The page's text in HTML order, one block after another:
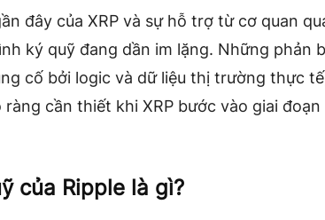
đây của XRP và sự hỗ trợ từ cơ quan
ký quỹ đang dần im lặng. Những phản
cố bởi logic và dữ liệu thị trường thực
ràng cần thiết khi XRP bước vào giai
của Ripple là gì?